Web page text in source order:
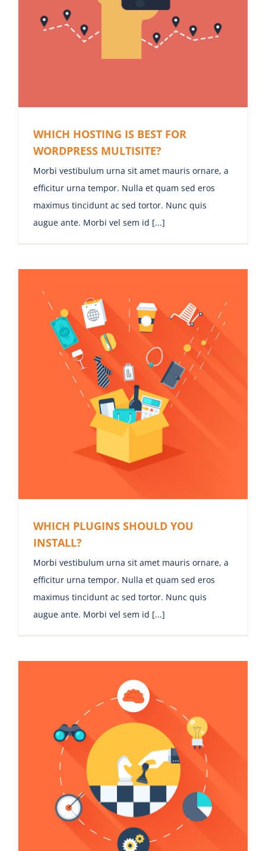
WHICH HOSTING IS BEST FOR
WORDPRESS MULTISITE?
Morbi vestibulum urna sit amet mauris ornare, a
efficitur urna tempor. Nulla et quam sed eros
maximus tincidunt ac sed tortor. Nunc quis
augue ante. Morbi vel sem id [...]
WHICH PLUGINS SHOULD YOU
INSTALL?
Morbi vestibulum urna sit amet mauris ornare, a
efficitur urna tempor. Nulla et quam sed eros
maximus tincidunt ac sed tortor. Nunc quis
augue ante. Morbi vel sem id [...]